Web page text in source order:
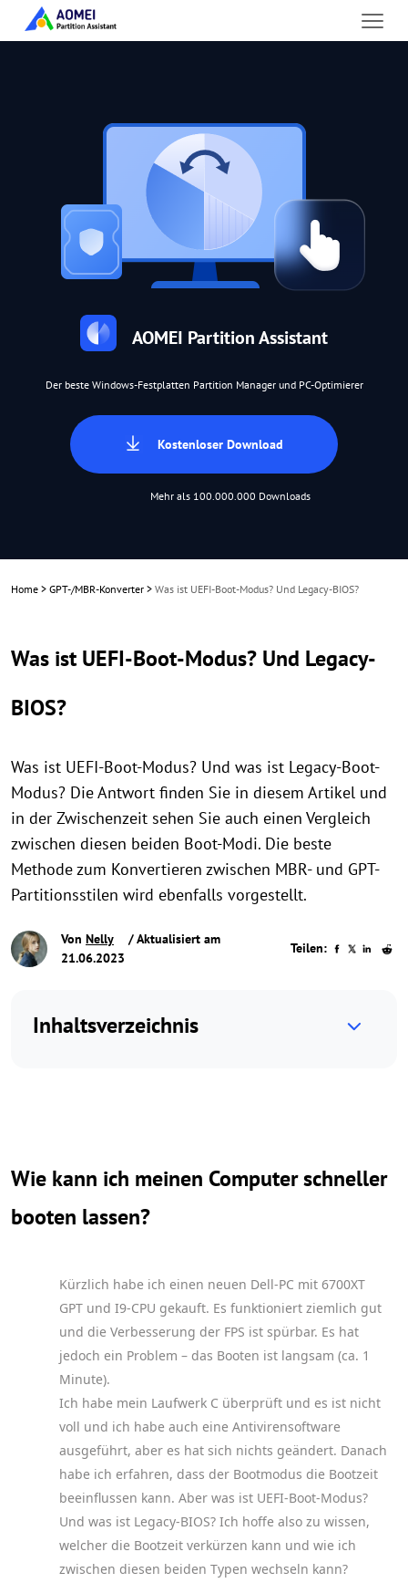
AOMEI Partition Assistant
Der beste Windows-Festplatten Partition Manager und PC-Optimierer
Kostenloser Download
Mehr als 100.000.000 Downloads
Home > GPT-/MBR-Konverter > Was ist UEFI-Boot-Modus? Und Legacy-BIOS?
Was ist UEFI-Boot-Modus? Und Legacy-
BIOS?
Was ist UEFI-Boot-Modus? Und was ist Legacy-Boot-
Modus? Die Antwort finden Sie in diesem Artikel und
in der Zwischenzeit sehen Sie auch einen Vergleich
zwischen diesen beiden Boot-Modi. Die beste
Methode zum Konvertieren zwischen MBR- und GPT-
Partitionsstilen wird ebenfalls vorgestellt.
Von Nelly
/ Aktualisiert am
21.06.2023
Teilen:
Inhaltsverzeichnis
Wie kann ich meinen Computer schneller
booten lassen?
Kürzlich habe ich einen neuen Dell-PC mit 6700XT
GPT und I9-CPU gekauft. Es funktioniert ziemlich gut
und die Verbesserung der FPS ist spürbar. Es hat
jedoch ein Problem – das Booten ist langsam (ca. 1
Minute).
Ich habe mein Laufwerk C überprüft und es ist nicht
voll und ich habe auch eine Antivirensoftware
ausgeführt, aber es hat sich nichts geändert. Danach
habe ich erfahren, dass der Bootmodus die Bootzeit
beeinflussen kann. Aber was ist UEFI-Boot-Modus?
Und was ist Legacy-BIOS? Ich hoffe also zu wissen,
welcher die Bootzeit verkürzen kann und wie ich
zwischen diesen beiden Typen wechseln kann?